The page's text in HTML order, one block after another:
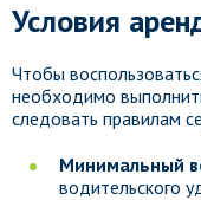
Условия
Чтобы
необходимо
следовать правилам
Минимальный
водительского